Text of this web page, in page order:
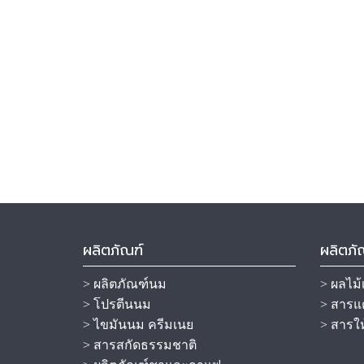
ผลิตภัณฑ์
> ผลิตภัณฑ์นม
> โปรตีนนม
> ไขมันนม ครีมเนย
> สารสกัดธรรมชาติ
ผลิต
> ผลไ
> สาร
> สาร